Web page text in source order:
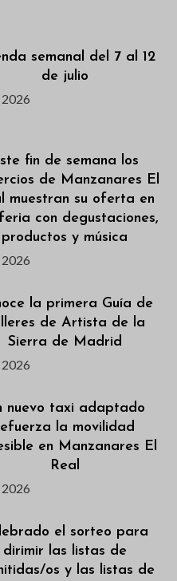
semanal del 7 al 12
de julio
fin de semana los
de Manzanares El
muestran su oferta en
con degustaciones,
productos y música
la primera Guía de
de Artista de la
Sierra de Madrid
nuevo taxi adaptado
la movilidad
en Manzanares El
Real
el sorteo para
dirimir las listas de
os y las listas de